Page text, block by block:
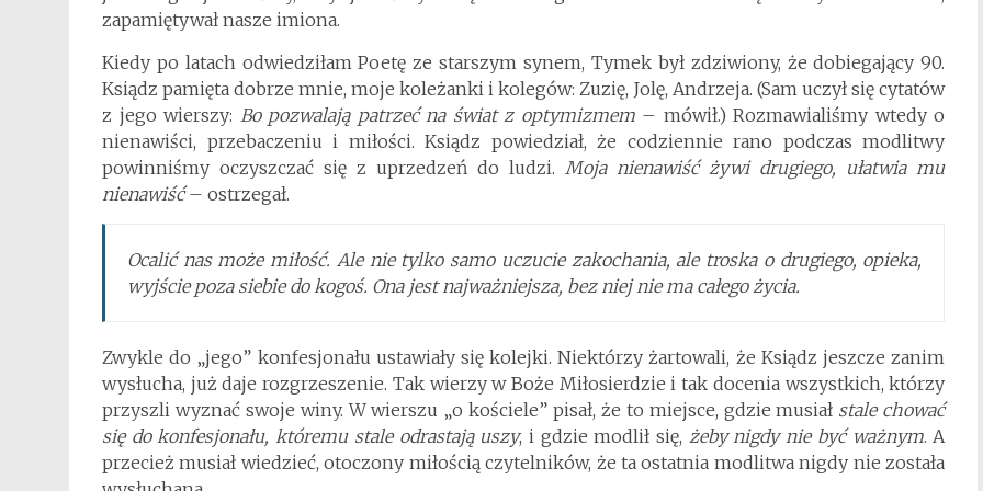
zapamiętywał nasze imiona.
Kiedy po latach odwiedziłam Poetę ze starszym synem, Tymek był zdziwiony, że dobiegający 90.
Ksiądz pamięta dobrze mnie, moje koleżanki i kolegów: Zuzię, Jolę, Andrzeja. (Sam uczył się cytatów
z jego wierszy: Bo pozwalają patrzeć na świat z optymizmem– mówił.) Rozmawialiśmy wtedy o
nienawiści, przebaczeniu i miłości. Ksiądz powiedział, że codziennie rano podczas modlitwy
powinniśmy oczyszczać się z uprzedzeń do ludzi.Moja nienawiść żywi drugiego, ułatwia mu
nienawiść– ostrzegał.
Ocalić nas może miłość. Ale nie tylko samo uczucie zakochania, ale troska o drugiego, opieka,
wyjście poza siebie do kogoś. Ona jest najważniejsza, bez niej nie ma całego życia.
Zwykle do „jego” konfesjonału ustawiały się kolejki. Niektórzy żartowali, że Ksiądz jeszcze zanim
wysłucha, już daje rozgrzeszenie. Tak wierzy w Boże Miłosierdzie i tak docenia wszystkich, którzy
przyszli wyznać swoje winy. W wierszu „o kościele” pisał, że to miejsce, gdzie musiał stale chować
się do konfesjonału, któremu stale odrastają uszy, i gdzie modlił się, żeby nigdy nie być ważnym. A
przecież musiał wiedzieć, otoczony miłością czytelników, że ta ostatnia modlitwa nigdy nie została